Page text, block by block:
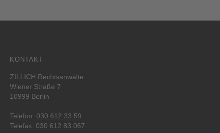
KONTAKT
ZILLICH Rechtsanwälte
Wiener Straße 7
10999 Berlin
Telefon: 030 612 33 59
Telefax: 030 612 83 067